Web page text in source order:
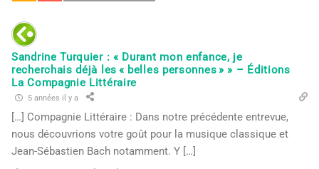
Sandrine Turquier : « Durant mon enfance, je
recherchais déjà les « belles personnes » » – Éditions
La Compagnie Littéraire
5 années il y a
[…] Compagnie Littéraire : Dans notre précédente entrevue,
nous découvrions votre goût pour la musique classique et
Jean-Sébastien Bach notamment. Y […]